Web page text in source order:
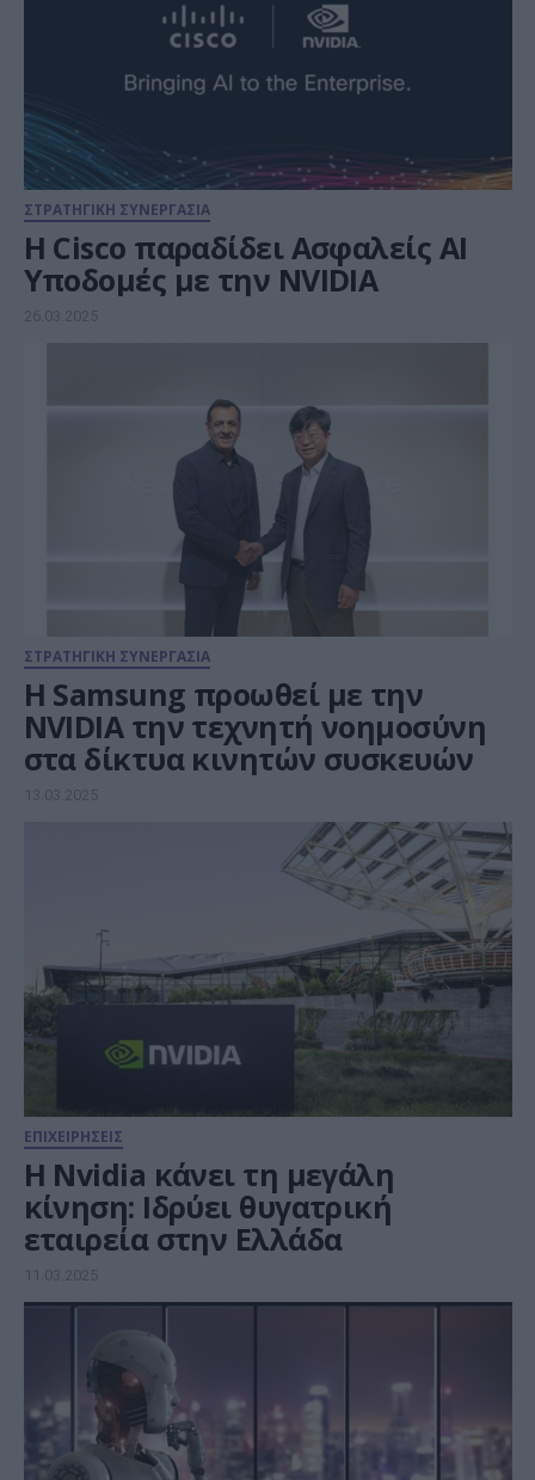
ΣΤΡΑΤΗΓΙΚΗ ΣΥΝΕΡΓΑΣΙΑ
Η Cisco παραδίδει Ασφαλείς AI
Υποδομές με την NVIDIA
26.03.2025
ΣΤΡΑΤΗΓΙΚΗ ΣΥΝΕΡΓΑΣΙΑ
Η Samsung προωθεί με την
NVIDIA την τεχνητή νοημοσύνη
στα δίκτυα κινητών συσκευών
13.03.2025
ΕΠΙΧΕΙΡΗΣΕΙΣ
Η Nvidia κάνει τη μεγάλη
κίνηση: Ιδρύει θυγατρική
εταιρεία στην Ελλάδα
11.03.2025